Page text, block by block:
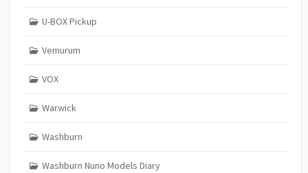
U-BOX Pickup
Vemurum
VOX
Warwick
Washburn
Washburn Nuno Models Diary